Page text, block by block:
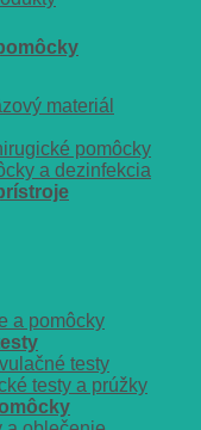
materiál
pomôcky
a dezinfekcia
a pomôcky
testy
testy a prúžky